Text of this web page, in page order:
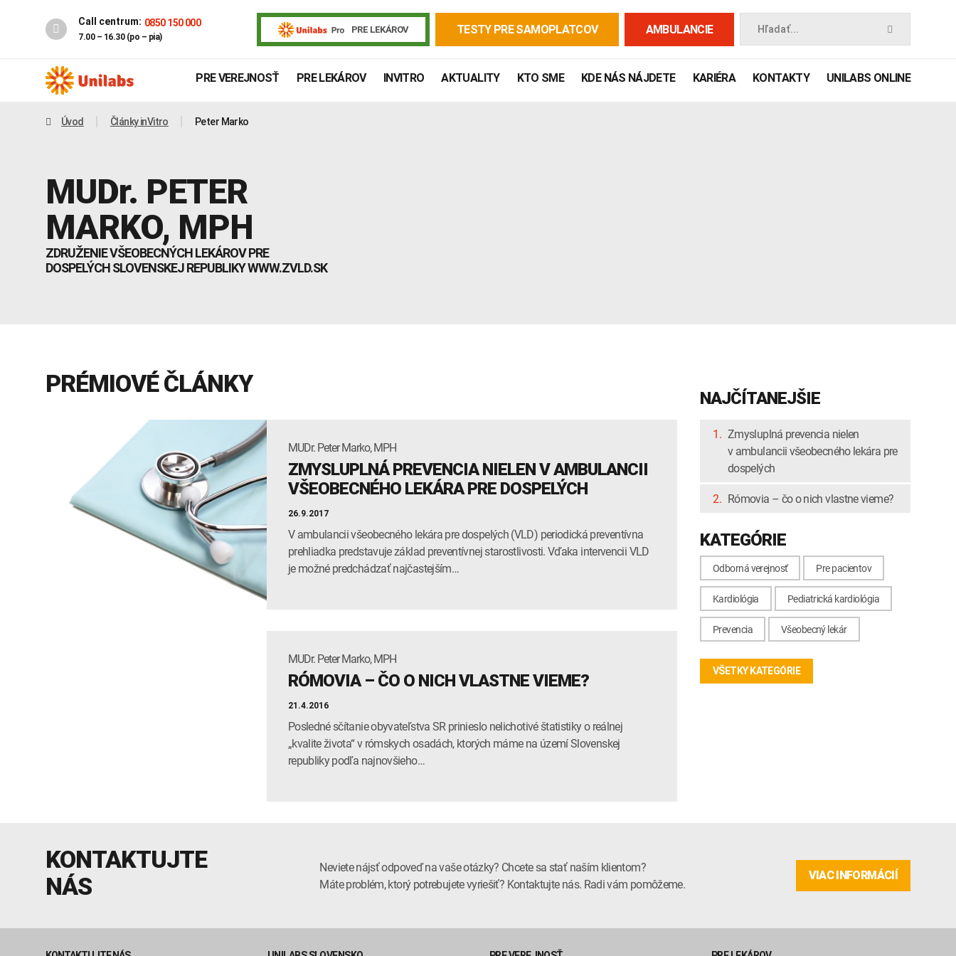
Call centrum: 0850 150 000
7.00 – 16.30 (po – pia)
PRE LEKÁROV TESTY PRE SAMOPLATCOV AMBULANCIE Hľadať...
Genetika Covid-19
PRE VEREJNOSŤ PRE LEKÁROV INVITRO AKTUALITY KTO SME KDE NÁS NÁJDETE KARIÉRA KONTAKTY UNILABS ONLINE
Úvod Články inVitro Peter Marko
MUDr. PETER
MARKO, MPH
ZDRUŽENIE VŠEOBECNÝCH LEKÁROV PRE
DOSPELÝCH SLOVENSKEJ REPUBLIKY WWW.ZVLD.SK
PRÉMIOVÉ ČLÁNKY
MUDr. Peter Marko, MPH
ZMYSLUPLNÁ PREVENCIA NIELEN V AMBULANCII
VŠEOBECNÉHO LEKÁRA PRE DOSPELÝCH
26.9.2017
V ambulancii všeobecného lekára pre dospelých (VLD) periodická preventívna
prehliadka predstavuje základ preventívnej starostlivosti. Vďaka intervencii VLD
je možné predchádzať najčastejším…
MUDr. Peter Marko, MPH
RÓMOVIA – ČO O NICH VLASTNE VIEME?
21.4.2016
Posledné sčítanie obyvateľstva SR prinieslo nelichotivé štatistiky o reálnej
„kvalite života“ v rómskych osadách, ktorých máme na území Slovenskej
republiky podľa najnovšieho…
NAJČÍTANEJŠIE
1. Zmysluplná prevencia nielen
v ambulancii všeobecného lekára pre
dospelých
2. Rómovia – čo o nich vlastne vieme?
KATEGÓRIE
Odborná verejnosť Pre pacientov
Kardiológia Pediatrická kardiológia
Prevencia Všeobecný lekár
VŠETKY KATEGÓRIE
KONTAKTUJTE
NÁS
Neviete nájsť odpoveď na vaše otázky? Chcete sa stať naším klientom?
Máte problém, ktorý potrebujete vyriešiť? Kontaktujte nás. Radi vám pomôžeme.
VIAC INFORMÁCIÍ